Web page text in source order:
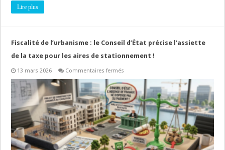
Lire plus
Fiscalité de l’urbanisme : le Conseil d’État précise l’assiette
de la taxe pour les aires de stationnement !
13 mars 2026 Commentaires fermés
de
l’urbanisme
:
le
Conseil
d’État
précise
l’assiette
de
la
taxe